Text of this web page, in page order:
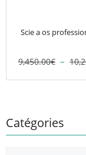
Scie a os
9,450.00€ –
Plage
de
à
8,368.92€
choisies
Catégories